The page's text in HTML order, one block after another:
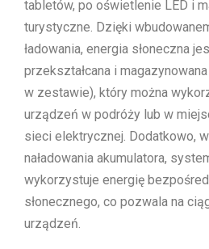
tabletów, po oświetlenie LED i
turystyczne. Dzięki
ładowania, energia słoneczna
przekształcana i
w zestawie), który można
urządzeń w podróży lub w
sieci elektrycznej. Dodatkowo,
naładowania akumulatora,
wykorzystuje energię
słonecznego, co pozwala na
urządzeń.